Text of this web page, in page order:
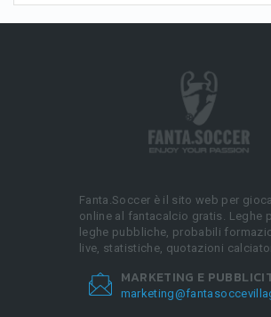
Fanta.Soccer è il sito web per
online al fantacalcio gratis. Leghe
leghe pubbliche, probabili
live, statistiche, quotazioni
MARKETING E